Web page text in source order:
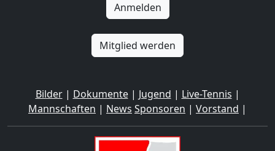
Anmelden
Mitglied werden
Bilder| Dokumente| Jugend | Live-Tennis |
Mannschaften | News Sponsoren | Vorstand |